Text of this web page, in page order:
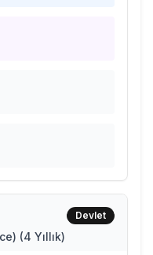
(4 Yıllık)
Devlet